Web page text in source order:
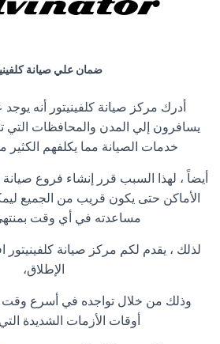
ضمان علي صيانة
أدرك مركز صيانة كلفينيتور أنه يوجد
يسافرون إلي المدن والمحافظات التي
خدمات الصيانة مما يكلفهم الكثير
أيضاً ، لهذا السبب قرر إنشاء فروع صيانة
الأماكن حتى يكون قريب من الجميع
مساعدته في أي وقت
لذلك ، يقدم لكم مركز صيانة
الإطلاق،
وذلك من خلال تواجده في أسرع
أوقات الأزمات الشديدة